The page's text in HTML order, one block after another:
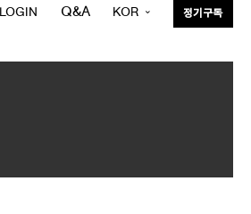
LOGIN Q&A KOR 정기구독